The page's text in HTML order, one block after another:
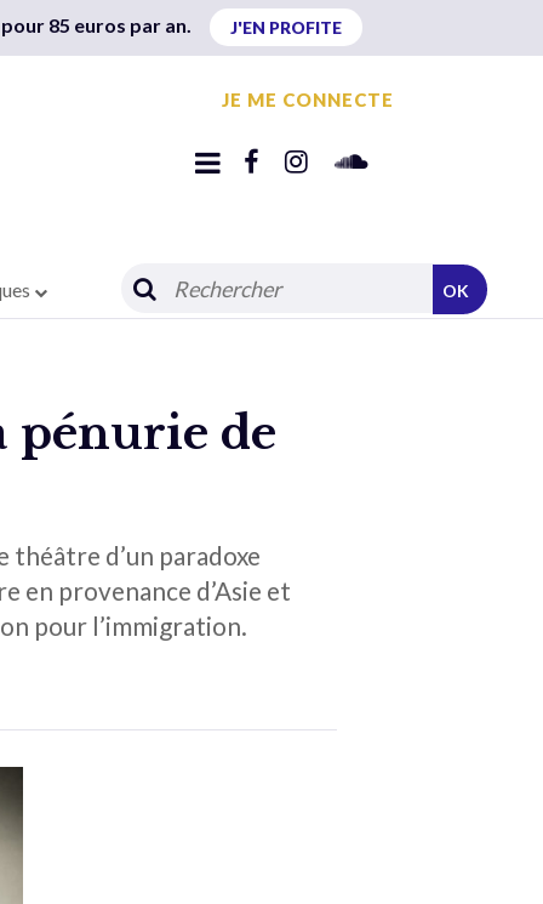
85 euros par an. J'EN PROFITE
JE ME CONNECTE
OK
pénurie de
d’un paradoxe
en provenance d’Asie et
pour l’immigration.